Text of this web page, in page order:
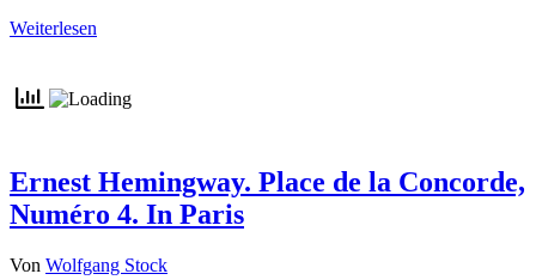
Weiterlesen
Ernest Hemingway. Place de la Concorde,
Numéro 4. In Paris
Von Wolfgang Stock